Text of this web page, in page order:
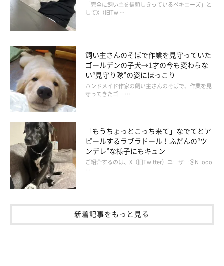
「完全に飼い主を信頼しきっているペキニーズ」と
してX（旧Tw …
飼い主さんのそばで作業を見守っていた
ゴールデンの子犬→1才の今も変わらな
い“見守り隊”の姿にほっこり
ハンドメイド作家の飼い主さんのそばで、作業を見
守ってきたゴー …
「もうちょっとこっち来て」なでてとア
ピールするラブラドール！ふだんの“ツ
ンデレ”な様子にもキュン
ご紹介するのは、X（旧Twitter）ユーザー＠N_oooi
…
新着記事をもっと見る